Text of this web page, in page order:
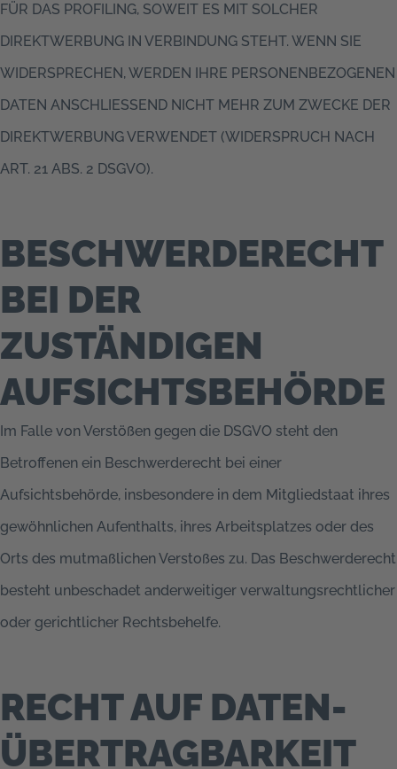
FÜR DAS PROFILING, SOWEIT ES MIT SOLCHER
DIREKTWERBUNG IN VERBINDUNG STEHT. WENN SIE
WIDERSPRECHEN, WERDEN IHRE PERSONENBEZOGENEN
DATEN ANSCHLIESSEND NICHT MEHR ZUM ZWECKE DER
DIREKTWERBUNG VERWENDET (WIDERSPRUCH NACH
ART. 21 ABS. 2 DSGVO).
BESCHWERDE­RECHT
BEI DER
ZUSTÄNDIGEN
AUFSICHTS­BEHÖRDE
Im Falle von Verstößen gegen die DSGVO steht den
Betroffenen ein Beschwerderecht bei einer
Aufsichtsbehörde, insbesondere in dem Mitgliedstaat ihres
gewöhnlichen Aufenthalts, ihres Arbeitsplatzes oder des
Orts des mutmaßlichen Verstoßes zu. Das Beschwerderecht
besteht unbeschadet anderweitiger verwaltungsrechtlicher
oder gerichtlicher Rechtsbehelfe.
RECHT AUF DATEN­
ÜBERTRAG­BARKEIT